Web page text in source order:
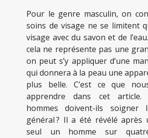
Pour le genre masculin, on
soins de visage ne se limitent
visage avec du savon et de
cela ne représente pas une
on peut s’y appliquer d’une
qui donnera à la peau une
plus belle. C’est ce que
apprendre dans cet article.
hommes doivent-ils
général ? Il a été révélé après
seul un homme sur